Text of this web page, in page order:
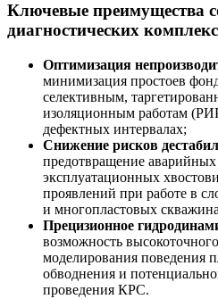
Ключевые преимущества
диагностических
Оптимизация
минимизация простоев
селективным,
изоляционным работам
дефектных интервалах;
Снижение рисков
предотвращение
эксплуатационных
проявлений при работе в
и многопластовых
Прецизионное
возможность
моделирования поведения
обводнения и
проведения КРС.